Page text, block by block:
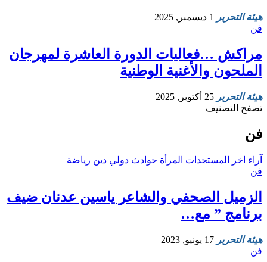
هيئة التحرير 1 ديسمبر, 2025
فن
مراكش …فعاليات الدورة العاشرة لمهرجان
الملحون والأغنية الوطنية
هيئة التحرير 25 أكتوبر, 2025
تصفح التصنيف
فن
آراء اخر المستجدات المرأة حوادث دولي دين رياضة
فن
الزميل الصحفي والشاعر ياسين عدنان ضيف
برنامج ” مع…
هيئة التحرير 17 يونيو, 2023
فن